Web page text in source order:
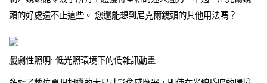
頭的好處遠不止這些。 您還能想到尼克爾鏡頭的其他用法嗎？
戲劇性照明: 低光照環境下的低雜訊動畫